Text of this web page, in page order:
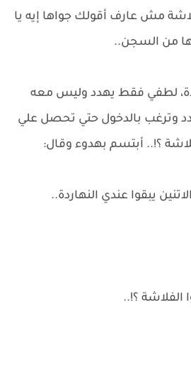
مش عارف أقولك جواها إيه يا
من السجن..
لطفي فقط يهدد وليس معه
وترغب بالدخول حتي تحصل علي
؟!.. أبتسم بهدوء وقال:
يبقوا عندي النهاردة..
الفلاشة ؟!..